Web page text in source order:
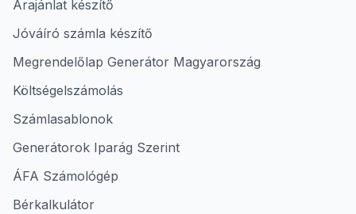
Árajánlat készítő
Jóváíró számla készítő
Megrendelőlap Generátor Magyarország
Költségelszámolás
Számlasablonok
Generátorok Iparág Szerint
ÁFA Számológép
Bérkalkulátor